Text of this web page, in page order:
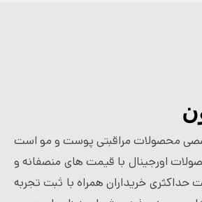
محصولات مراقبتی پوست و مو است
اورجینال با قیمت های منصفانه و
خریداران همراه با ثبت تجربه